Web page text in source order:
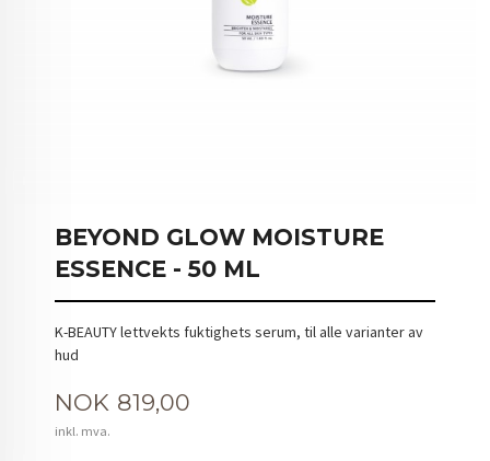
BEYOND GLOW MOISTURE
ESSENCE - 50 ML
K-BEAUTY lettvekts fuktighets serum, til alle varianter av
hud
Pris
NOK 819,00
inkl. mva.